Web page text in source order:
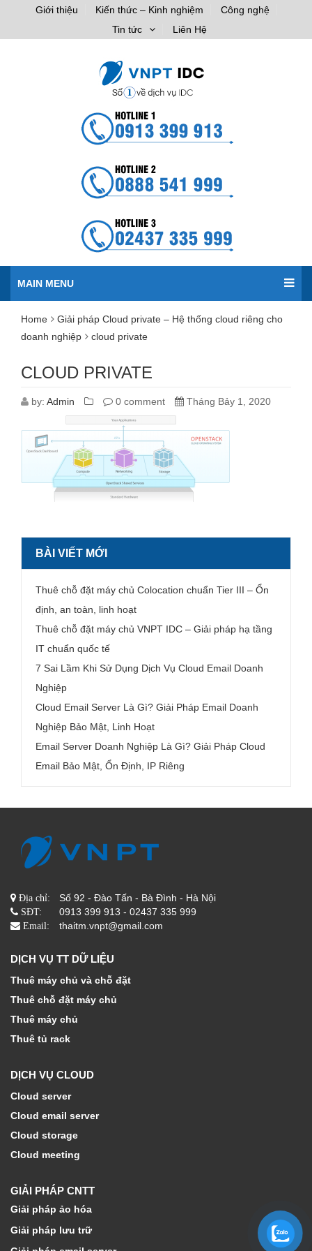
Giới thiệu Kiến thức – Kinh nghiệm
Công nghệ
Tin tức
Liên Hệ
MAIN MENU
Home
Giải pháp Cloud private – Hệ thống cloud riêng cho
doanh nghiệp
cloud private
CLOUD PRIVATE
by: Admin 0 comment Tháng Bảy 1, 2020
BÀI VIẾT MỚI
Thuê chỗ đặt máy chủ Colocation chuẩn Tier III – Ổn
định, an toàn, linh hoạt
Thuê chỗ đặt máy chủ VNPT IDC – Giải pháp hạ tầng
IT chuẩn quốc tế
7 Sai Lầm Khi Sử Dụng Dịch Vụ Cloud Email Doanh
Nghiệp
Cloud Email Server Là Gì? Giải Pháp Email Doanh
Nghiệp Bảo Mật, Linh Hoạt
Email Server Doanh Nghiệp Là Gì? Giải Pháp Cloud
Email Bảo Mật, Ổn Định, IP Riêng
Địa chỉ: Số 92 - Đào Tấn - Bà Đình - Hà Nội
SĐT: 0913 399 913 - 02437 335 999
Email: thaitm.vnpt@gmail.com
DỊCH VỤ TT DỮ LIỆU
Thuê máy chủ và chỗ đặt
Thuê chỗ đặt máy chủ
Thuê máy chủ
Thuê tủ rack
DỊCH VỤ CLOUD
Cloud server
Cloud email server
Cloud storage
Cloud meeting
GIẢI PHÁP CNTT
Giải pháp ảo hóa
Giải pháp lưu trữ